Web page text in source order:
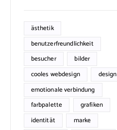
ästhetik
benutzerfreundlichkeit
besucher
bilder
cooles webdesign
design
emotionale verbindung
farbpalette
grafiken
identität
marke